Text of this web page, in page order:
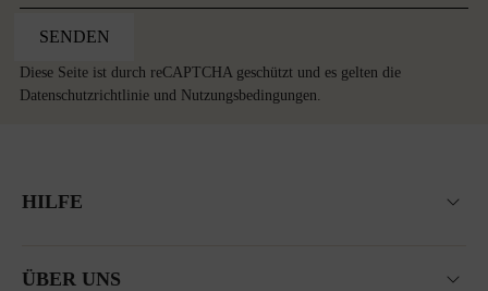
SENDEN
Diese Seite ist durch reCAPTCHA geschützt und es gelten die
Datenschutzrichtlinie und Nutzungsbedingungen.
HILFE
ÜBER UNS